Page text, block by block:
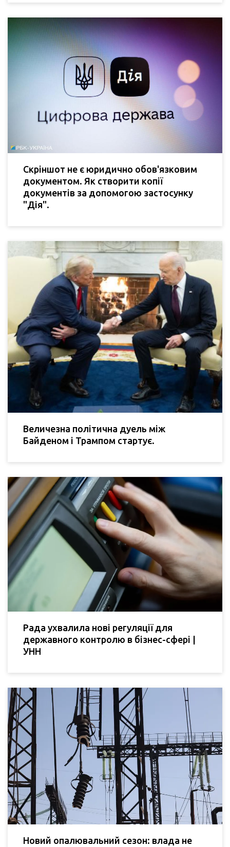
Скріншот не є юридично обов'язковим
документом. Як створити копії
документів за допомогою застосунку
"Дія".
Величезна політична дуель між
Байденом і Трампом стартує.
Рада ухвалила нові регуляції для
державного контролю в бізнес-сфері |
УНН
Новий опалювальний сезон: влада не